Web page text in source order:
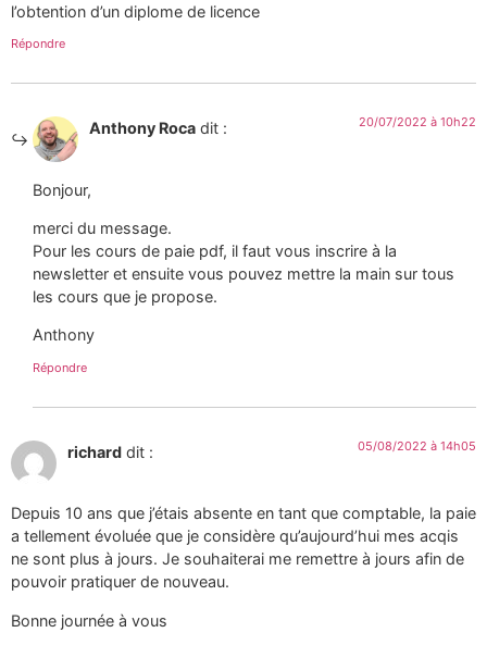
l’obtention d’un diplome de licence
Répondre
Anthony Roca dit : 20/07/2022 à 10h22
Bonjour,
merci du message.
Pour les cours de paie pdf, il faut vous inscrire à la
newsletter et ensuite vous pouvez mettre la main sur tous
les cours que je propose.
Anthony
Répondre
richard dit : 05/08/2022 à 14h05
Depuis 10 ans que j’étais absente en tant que comptable, la paie
a tellement évoluée que je considère qu’aujourd’hui mes acqis
ne sont plus à jours. Je souhaiterai me remettre à jours afin de
pouvoir pratiquer de nouveau.
Bonne journée à vous